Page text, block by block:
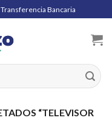
Transferencia Bancaria
“TELEVISOR